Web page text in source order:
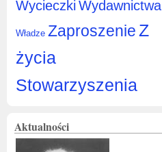
Wycieczki Wydawnictwa
Władze ZaproszenieZ
życia
Stowarzyszenia
Aktualności